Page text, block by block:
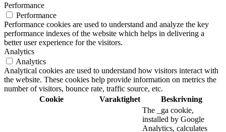
Performance
Performance
Performance cookies are used to understand and analyze the key
performance indexes of the website which helps in delivering a
better user experience for the visitors.
Analytics
Analytics
Analytical cookies are used to understand how visitors interact with
the website. These cookies help provide information on metrics the
number of visitors, bounce rate, traffic source, etc.
Cookie
Varaktighet
Beskrivning
The _ga cookie,
installed by Google
Analytics, calculates